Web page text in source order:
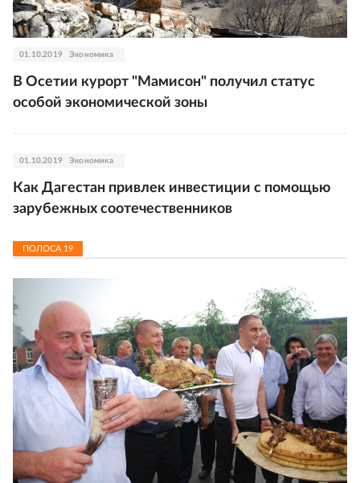
01.10.2019 Экономика
В Осетии курорт "Мамисон" получил статус
особой экономической зоны
01.10.2019 Экономика
Как Дагестан привлек инвестиции с помощью
зарубежных соотечественников
ПОЛОСА 19